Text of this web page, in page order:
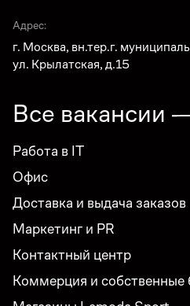
Адрес:
г. Москва, вн.тер.г.
ул. Крылатская, д.15
Все вакансии
Работа в IT
Офис
Доставка и выдача заказов
Маркетинг и PR
Контактный центр
Коммерция и собственные